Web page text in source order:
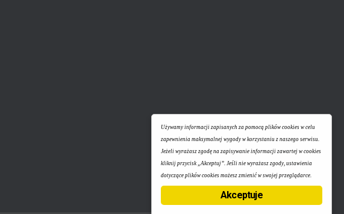
Używamy informacji zapisanych za pomocą plików cookies w celu
zapewnienia maksymalnej wygody w korzystaniu z naszego serwisu.
Jeżeli wyrażasz zgodę na zapisywanie informacji zawartej w cookies
kliknij przycisk „Akceptuj”. Jeśli nie wyrażasz zgody, ustawienia
dotyczące plików cookies możesz zmienić w swojej przeglądarce.
Akceptuje